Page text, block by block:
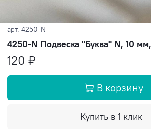
арт. 4250-N
4250-N Подвеска "Буква" N, 10
120 ₽
В корзину
Купить в 1 клик